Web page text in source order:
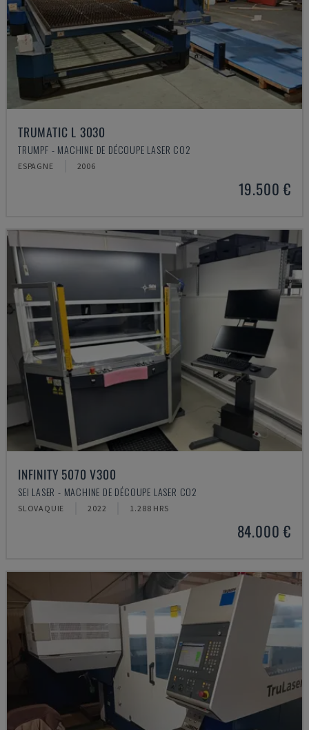
TRUMATIC L 3030
TRUMPF - MACHINE DE DÉCOUPE LASER CO2
ESPAGNE 2006
19.500 €
INFINITY 5070 V300
SEI LASER - MACHINE DE DÉCOUPE LASER CO2
SLOVAQUIE 2022 1.288 HRS
84.000 €